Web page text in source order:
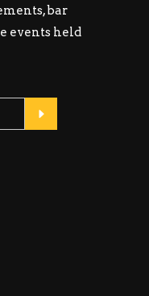
bar
events held